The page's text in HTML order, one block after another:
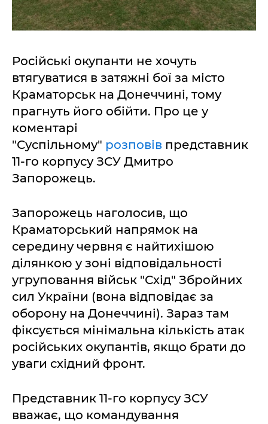
Російські окупанти не хочуть
втягуватися в затяжні бої за місто
Краматорськ на Донеччині, тому
прагнуть його обійти. Про це у
коментарі
"Суспільному" розповів представник
11-го корпусу ЗСУ Дмитро
Запорожець.
Запорожець наголосив, що
Краматорський напрямок на
середину червня є найтихішою
ділянкою у зоні відповідальності
угруповання військ "Схід" Збройних
сил України (вона відповідає за
оборону на Донеччині). Зараз там
фіксується мінімальна кількість атак
російських окупантів, якщо брати до
уваги східний фронт.
Представник 11-го корпусу ЗСУ
вважає, що командування